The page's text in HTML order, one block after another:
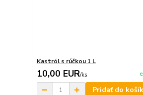
Kastról s rúčkou 1 L
10,00 EUR/ks
Pridať do